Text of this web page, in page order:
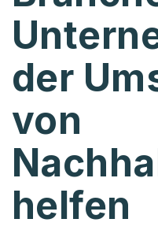
der
von
helfen